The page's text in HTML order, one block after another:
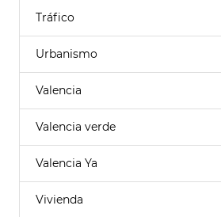
Tráfico
Urbanismo
Valencia
Valencia verde
Valencia Ya
Vivienda